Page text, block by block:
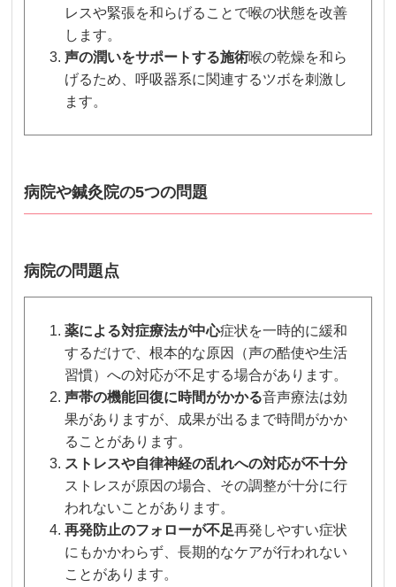
レスや緊張を和らげることで喉の状態を改善
します。
声の潤いをサポートする施術喉の乾燥を和ら
げるため、呼吸器系に関連するツボを刺激し
ます。
病院や鍼灸院の5つの問題
病院の問題点
薬による対症療法が中心症状を一時的に緩和
するだけで、根本的な原因（声の酷使や生活
習慣）への対応が不足する場合があります。
声帯の機能回復に時間がかかる音声療法は効
果がありますが、成果が出るまで時間がかか
ることがあります。
ストレスや自律神経の乱れへの対応が不十分
ストレスが原因の場合、その調整が十分に行
われないことがあります。
再発防止のフォローが不足再発しやすい症状
にもかかわらず、長期的なケアが行われない
ことがあります。